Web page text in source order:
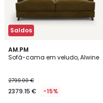
Saldos
AM.PM
Sofá-cama em veludo, Alwine
2799.00 €
2379.15 € -15%
4,2
/ 5
15
Cores